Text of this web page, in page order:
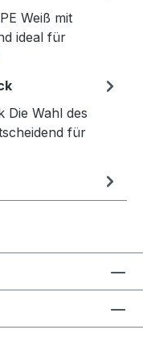
Weiß mit
ideal für
Die Wahl des
für